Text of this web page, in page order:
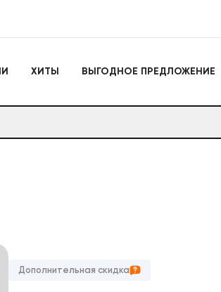
ХИТЫ ВЫГОДНОЕ ПРЕДЛОЖЕНИЕ
Игрушки для активного
Мягкие брелоки
Дополнительная скидка